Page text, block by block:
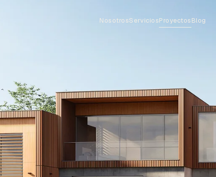
NosotrosServiciosProyectosBlog